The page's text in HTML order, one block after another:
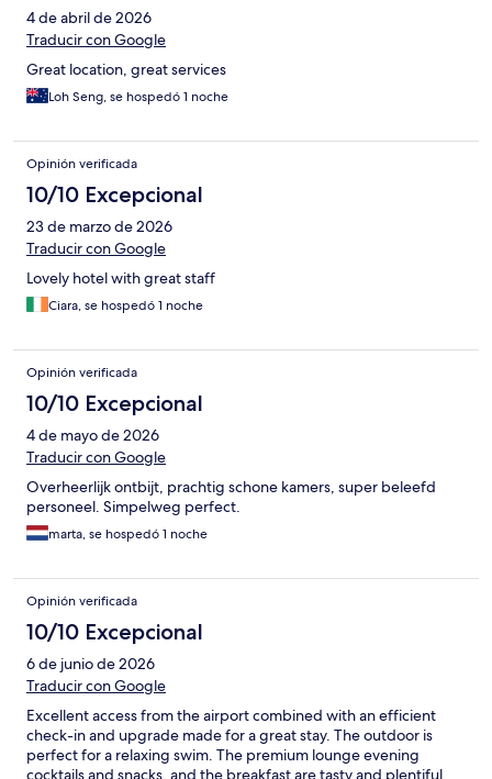
4 de abril de 2026
Traducir con Google
Great location, great services
Loh Seng, se hospedó 1 noche
Opinión verificada
10/10 Excepcional
23 de marzo de 2026
Traducir con Google
Lovely hotel with great staff
Ciara, se hospedó 1 noche
Opinión verificada
10/10 Excepcional
4 de mayo de 2026
Traducir con Google
Overheerlijk ontbijt, prachtig schone kamers, super beleefd
personeel. Simpelweg perfect.
marta, se hospedó 1 noche
Opinión verificada
10/10 Excepcional
6 de junio de 2026
Traducir con Google
Excellent access from the airport combined with an efficient
check-in and upgrade made for a great stay. The outdoor is
perfect for a relaxing swim. The premium lounge evening
cocktails and snacks, and the breakfast are tasty and plentiful.